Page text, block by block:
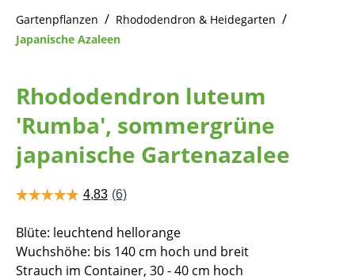
Gartenpflanzen / Rhododendron & Heidegarten /
Japanische Azaleen
Rhododendron luteum
'Rumba', sommergrüne
japanische Gartenazalee
Blüte: leuchtend hellorange
Wuchshöhe: bis 140 cm hoch und breit
Strauch im Container, 30 - 40 cm hoch